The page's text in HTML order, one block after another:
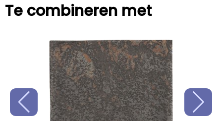
Te combineren met